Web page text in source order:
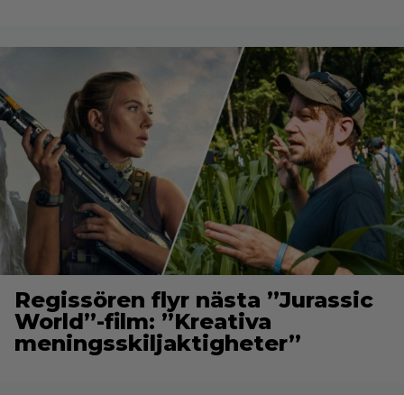
Regissören flyr nästa ”Jurassic
World”-film: ”Kreativa
meningsskiljaktigheter”